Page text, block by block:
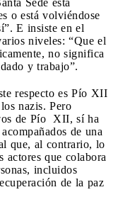
o está volviéndose
E insiste en el
niveles: “Que el
no significa
y trabajo”.
respecto es Pío XII
nazis. Pero
de Pío XII, sí ha
de una
que, al contrario, lo
actores que colabora
incluidos
de la paz